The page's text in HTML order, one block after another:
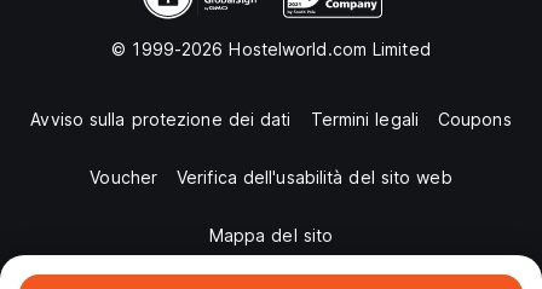
questi casi, l'ospite sarà invitato a lasciare immediatamente
selezionate e non in tutte le proprietà di The Hosteller.
(Auto-translated from original language)
© 1999-2026 Hostelworld.com Limited
Avviso sulla protezione dei dati Termini legali Coupons
Voucher Verifica dell'usabilità del sito web
Mappa del sito